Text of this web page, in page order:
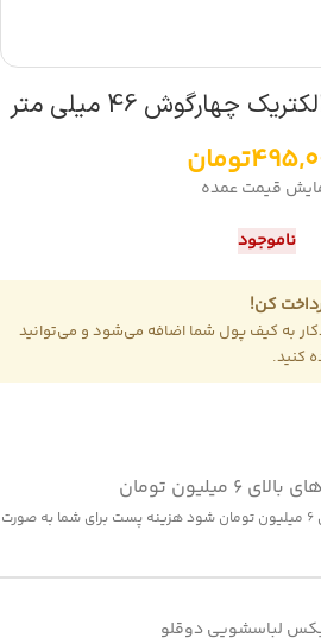
چهارگوش 46 میلی متر
تومان
قیمت عمده
ناموجود
کن!
به کیف پول شما اضافه می‌شود و می‌توانید
کنید.
تومان
چنان چه جمع صورت حساب شما بالای 6 میلیون تومان شود هزینه پست برای شما به صورت
لباسشویی دوقلو